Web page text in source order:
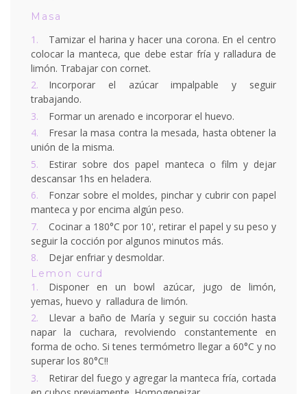
Masa
Tamizar el harina y hacer una corona. En el centro
colocar la manteca, que debe estar fría y ralladura de
limón. Trabajar con cornet.
Incorporar el azúcar impalpable y seguir
trabajando.
Formar un arenado e incorporar el huevo.
Fresar la masa contra la mesada, hasta obtener la
unión de la misma.
Estirar sobre dos papel manteca o film y dejar
descansar 1hs en heladera.
Fonzar sobre el moldes, pinchar y cubrir con papel
manteca y por encima algún peso.
Cocinar a 180°C por 10', retirar el papel y su peso y
seguir la cocción por algunos minutos más.
Dejar enfriar y desmoldar.
Lemon curd
Disponer en un bowl azúcar, jugo de limón,
yemas, huevo y ralladura de limón.
Llevar a baño de María y seguir su cocción hasta
napar la cuchara, revolviendo constantemente en
forma de ocho. Si tenes termómetro llegar a 60°C y no
superar los 80°C!!
Retirar del fuego y agregar la manteca fría, cortada